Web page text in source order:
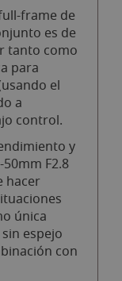
frame de
es de
tanto como
para
el
a
control.
y
F2.8
hacer
única
espejo
con